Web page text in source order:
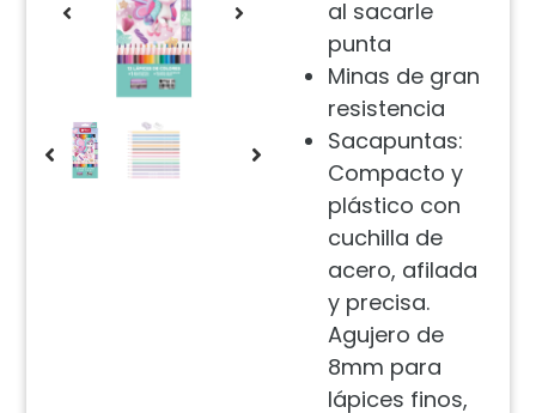
al sacarle
punta
Minas de gran
resistencia
Sacapuntas:
Compacto y
plástico con
cuchilla de
acero, afilada
y precisa.
Agujero de
8mm para
lápices finos,